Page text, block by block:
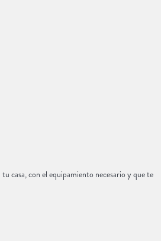
casa, con el equipamiento necesario y que te